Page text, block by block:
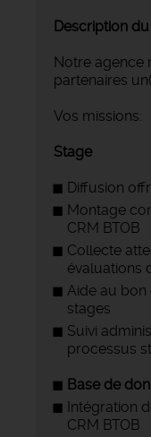
Description
Notre agence
partenaires
Vos missions:
Stage
Diffusion
Montage
CRM BTOB
Collecte
évaluations
Aide au
stages
Suivi
processus
Base de
Intégration
CRM BTOB